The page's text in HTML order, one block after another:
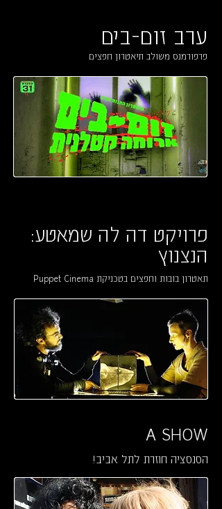
ערב זום-בים
פרפורמנס משולב תיאטרון חפצים
פרויקט דה לה שמאטע:
הנצנוץ
תאטרון בובות וחפצים בטכניקת Puppet Cinema
A SHOW
הסנסציה חוזרת לתל אביב!